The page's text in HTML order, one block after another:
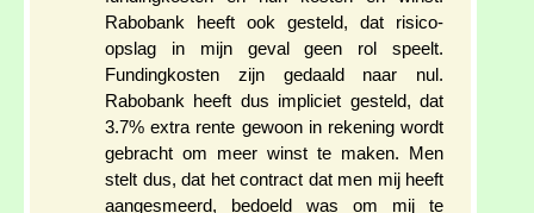
Rabobank heeft ook gesteld, dat risico-
opslag in mijn geval geen rol speelt.
Fundingkosten zijn gedaald naar nul.
Rabobank heeft dus impliciet gesteld, dat
3.7% extra rente gewoon in rekening wordt
gebracht om meer winst te maken. Men
stelt dus, dat het contract dat men mij heeft
aangesmeerd, bedoeld was om mij te